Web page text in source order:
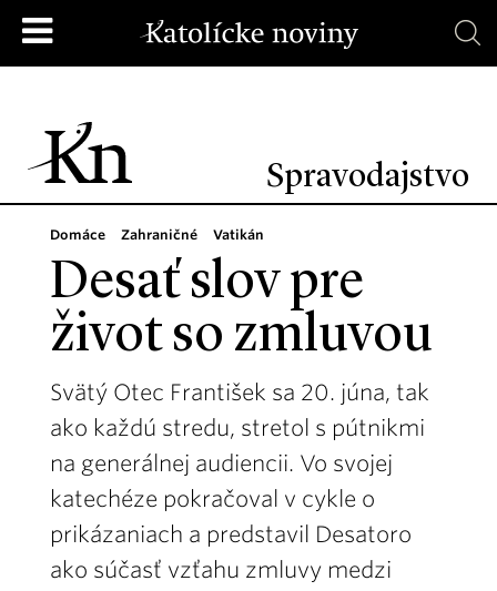
Spravodajstvo
Domáce Zahraničné Vatikán
Desať slov pre
život so zmluvou
Svätý Otec František sa 20. júna, tak
ako každú stredu, stretol s pútnikmi
na generálnej audiencii. Vo svojej
katechéze pokračoval v cykle o
prikázaniach a predstavil Desatoro
ako súčasť vzťahu zmluvy medzi